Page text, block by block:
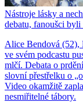
Nástroje lásky a
debatu, fanoušci byli
Alice Bendová (52),
ve svém podcastu
mlčí. Debata o
slovní přestřelku o
Video okamžitě
nesmiřitelné tábory.